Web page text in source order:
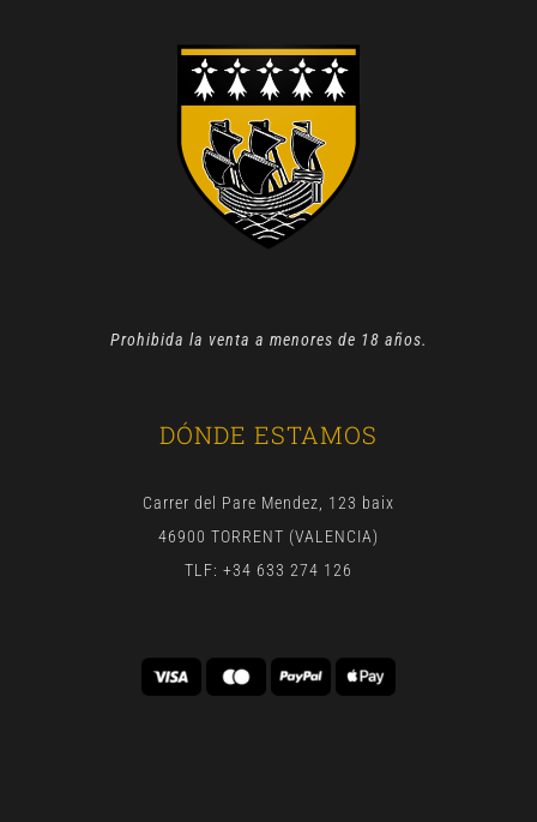
Prohibida la venta a menores de 18 años.
DÓNDE ESTAMOS
Carrer del Pare Mendez, 123 baix
46900 TORRENT (VALENCIA)
TLF: +34 633 274 126